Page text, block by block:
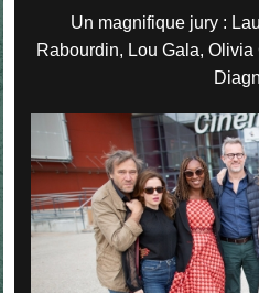
Un magnifique jury :
Rabourdin, Lou Gala,